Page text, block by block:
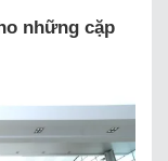
những cặp